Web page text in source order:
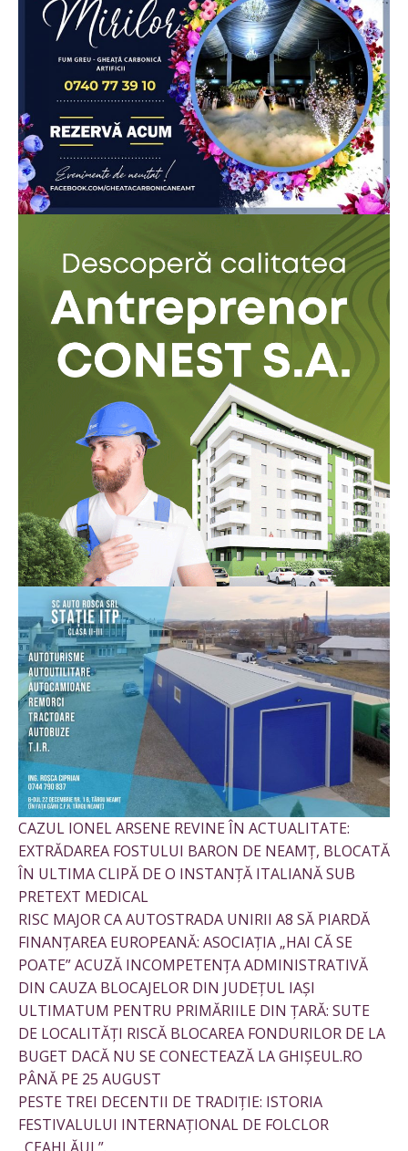
CAZUL IONEL ARSENE REVINE ÎN ACTUALITATE:
EXTRĂDAREA FOSTULUI BARON DE NEAMȚ, BLOCATĂ
ÎN ULTIMA CLIPĂ DE O INSTANȚĂ ITALIANĂ SUB
PRETEXT MEDICAL
RISC MAJOR CA AUTOSTRADA UNIRII A8 SĂ PIARDĂ
FINANȚAREA EUROPEANĂ: ASOCIAȚIA „HAI CĂ SE
POATE” ACUZĂ INCOMPETENȚA ADMINISTRATIVĂ
DIN CAUZA BLOCAJELOR DIN JUDEȚUL IAȘI
ULTIMATUM PENTRU PRIMĂRIILE DIN ȚARĂ: SUTE
DE LOCALITĂȚI RISCĂ BLOCAREA FONDURILOR DE LA
BUGET DACĂ NU SE CONECTEAZĂ LA GHIȘEUL.RO
PÂNĂ PE 25 AUGUST
PESTE TREI DECENTII DE TRADIȚIE: ISTORIA
FESTIVALULUI INTERNAȚIONAL DE FOLCLOR